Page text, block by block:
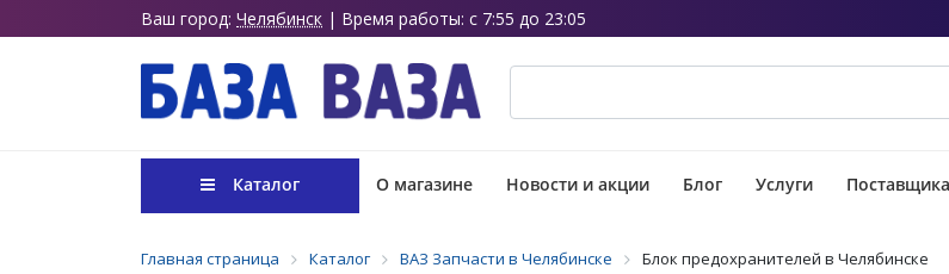
Ваш город: Челябинск | Время работы: с 7:55 до 23:05
Каталог О магазине Новости и акции Блог Услуги
Главная страница Каталог ВАЗ Запчасти в Челябинске Блок предохранителей в Челябинске